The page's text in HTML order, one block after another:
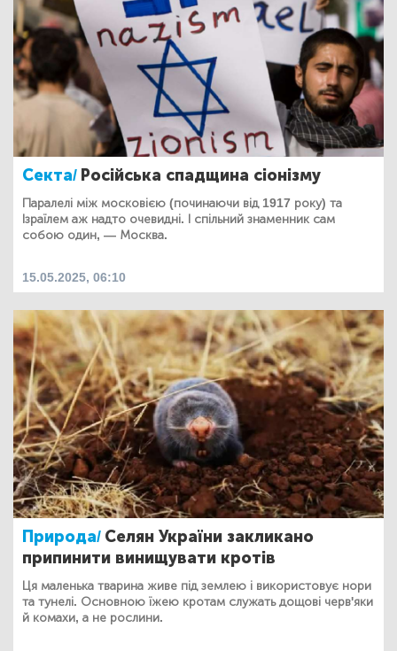
Секта/ Російська спадщина сіонізму
Паралелі між московією (починаючи від 1917 року) та
Ізраїлем аж надто очевидні. І спільний знаменник сам
собою один, — Москва.
15.05.2025, 06:10
Природа/ Селян України закликано
припинити винищувати кротів
Ця маленька тварина живе під землею і використовує нори
та тунелі. Основною їжею кротам служать дощові черв'яки
й комахи, а не рослини.